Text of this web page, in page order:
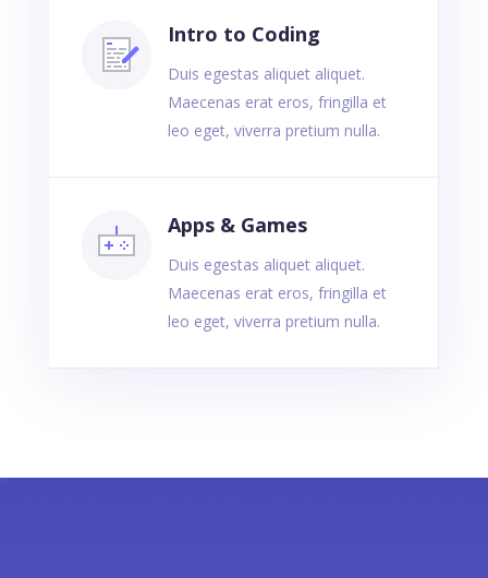
Intro to Coding
Duis egestas aliquet aliquet.
Maecenas erat eros, fringilla et
leo eget, viverra pretium nulla.
Apps & Games
Duis egestas aliquet aliquet.
Maecenas erat eros, fringilla et
leo eget, viverra pretium nulla.